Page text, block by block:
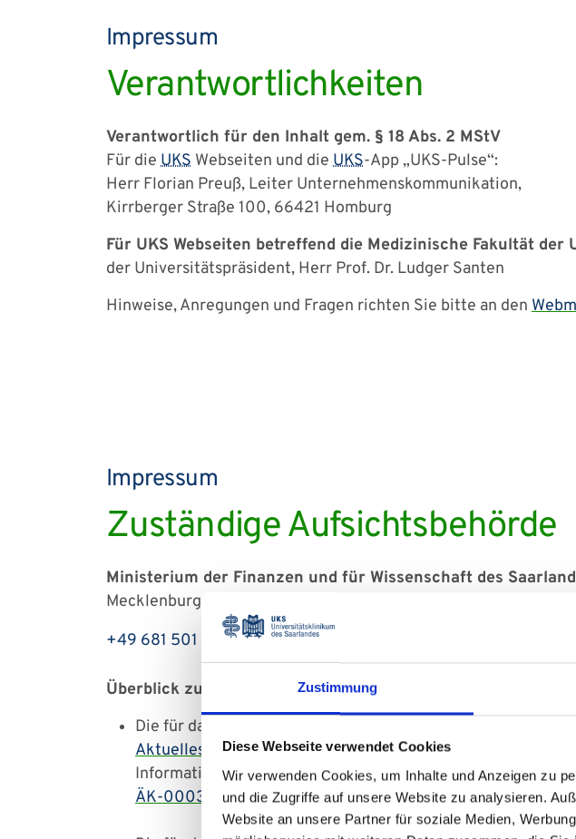
Zustimmung
Diese Webseite verwendet Cookies
Wir verwenden Cookies, um Inhalte und Anzeigen zu
und die Zugriffe auf unsere Website zu analysieren.
Website an unsere Partner für soziale Medien,
Impressum
Verantwortlichkeiten
Verantwortlich für den Inhalt gem. § 18 Abs. 2 MStV
Für die UKS Webseiten und die UKS-App „UKS-Pulse“:
Herr Florian Preuß, Leiter Unternehmenskommunikation,
Kirrberger Straße 100, 66421 Homburg
Für UKS Webseiten betreffend die Medizinische Fakultät der
der Universitätspräsident, Herr Prof. Dr. Ludger Santen
Hinweise, Anregungen und Fragen richten Sie bitte an den
Impressum
Zuständige Aufsichtsbehörde
Ministerium der Finanzen und für Wissenschaft des
Mecklenburgring 23, 66121 Saarbrücken
+49 681 501 – 00
Überblick zuständige Kammern, berufsrechtliche
Die für das UKS tätigen Ärzte und Ärztinnen sind Mitglieder
Aktuelles | Ärztekammer Saarland
Informationen zu den berufsrechtlichen Regelungen finden
ÄK-0003 Berufsordnung für die Ärztinnen und Ärzte des